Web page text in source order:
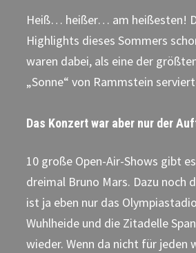
Heiß… heißer… am heißesten!
Highlights dieses Sommers
waren dabei, als eine der
„Sonne“ von Rammstein
Das Konzert war aber nur der
10 große Open-Air-Shows gibt
dreimal Bruno Mars. Dazu noch
ist ja eben nur das
Wuhlheide und die Zitadelle
wieder. Wenn da nicht für